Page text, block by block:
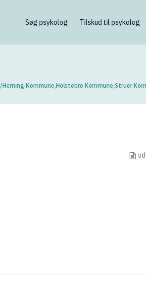
Søg psykolog Tilskud til psykolog
/Herning Kommune,Holstebro Kommune,Struer